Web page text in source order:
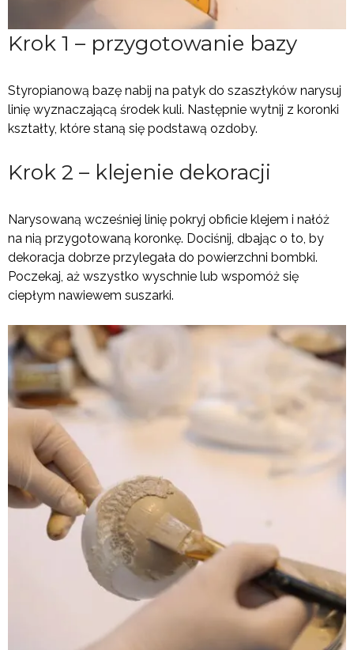
Krok 1 – przygotowanie bazy
Styropianową bazę nabij na patyk do szaszłyków narysuj
linię wyznaczającą środek kuli. Następnie wytnij z koronki
kształty, które staną się podstawą ozdoby.
Krok 2 – klejenie dekoracji
Narysowaną wcześniej linię pokryj obficie klejem i nałóż
na nią przygotowaną koronkę. Dociśnij, dbając o to, by
dekoracja dobrze przylegała do powierzchni bombki.
Poczekaj, aż wszystko wyschnie lub wspomóż się
ciepłym nawiewem suszarki.